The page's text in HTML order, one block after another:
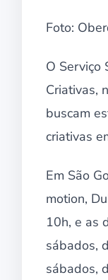
Foto:
O Serviço
Criativas,
buscam
criativas
Em São
motion,
10h, e as
sábados,
sábados,